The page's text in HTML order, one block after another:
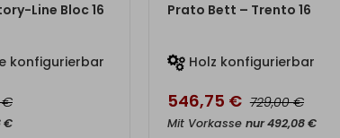
Line Bloc 16
konfigurierbar
€
€
Prato Bett – Trento 16
Holz konfigurierbar
546,75 € 729,00€
Mit Vorkasse nur492,08€